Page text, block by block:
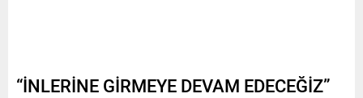
“İNLERİNE GİRMEYE DEVAM EDECEĞİZ”